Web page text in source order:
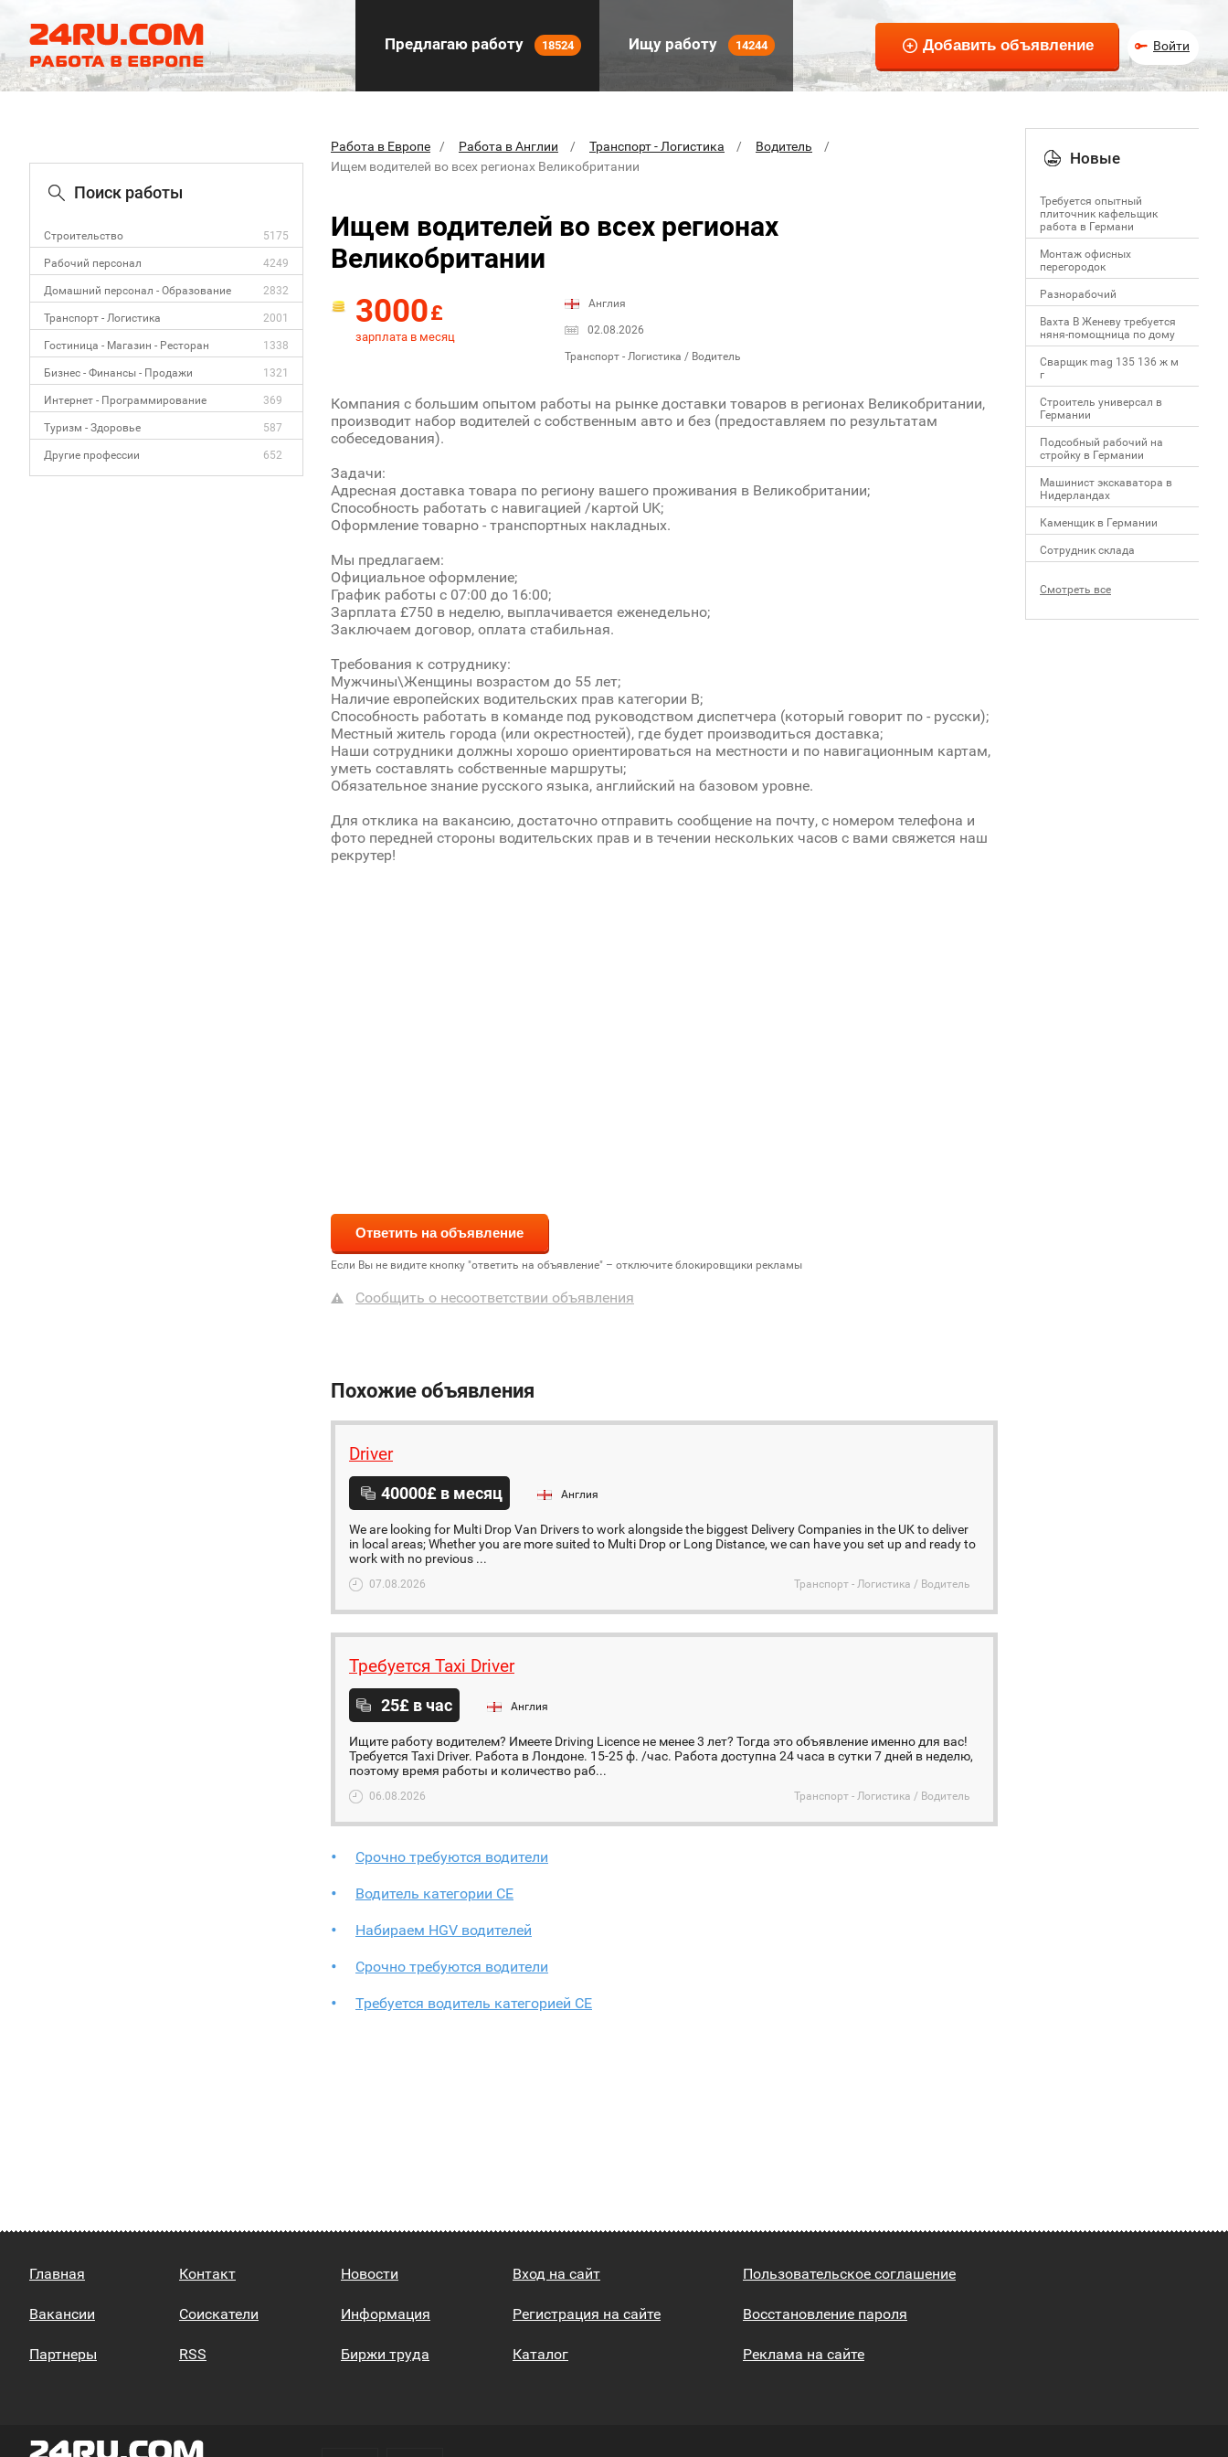
Предлагаю работу 18524 Ищу работу 14244 Войти
Поиск работы
Строительство 5175
Рабочий персонал 4249
Домашний персонал - Образование 2832
Транспорт - Логистика 2001
Гостиница - Магазин - Ресторан 1338
Бизнес - Финансы - Продажи 1321
Интернет - Программирование 369
Туризм - Здоровье 587
Другие профессии 652
Работа в Европе Работа в Англии Транспорт - Логистика
Водитель
Ищем водителей во всех регионах Великобритании
Ищем водителей во всех регионах
Великобритании
3000£
зарплата в месяц
Англия
02.08.2026
Транспорт - Логистика / Водитель
Компания с большим опытом работы на рынке доставки товаров в регионах Великобритании,
производит набор водителей с собственным авто и без (предоставляем по результатам
собеседования).
Задачи:
Адресная доставка товара по региону вашего проживания в Великобритании;
Способность работать с навигацией /картой UK;
Оформление товарно - транспортных накладных.
Мы предлагаем:
Официальное оформление;
График работы с 07:00 до 16:00;
Зарплата £750 в неделю, выплачивается еженедельно;
Заключаем договор, оплата стабильная.
Требования к сотруднику:
Мужчины\Женщины возрастом до 55 лет;
Наличие европейских водительских прав категории В;
Способность работать в команде под руководством диспетчера (который говорит по - русски);
Местный житель города (или окрестностей), где будет производиться доставка;
Наши сотрудники должны хорошо ориентироваться на местности и по навигационным картам,
уметь составлять собственные маршруты;
Обязательное знание русского языка, английский на базовом уровне.
Для отклика на вакансию, достаточно отправить сообщение на почту, c номером телефона и
фото передней стороны водительских прав и в течении нескольких часов с вами свяжется наш
рекрутер!
Если Вы не видите кнопку "ответить на объявление" – отключите блокировщики рекламы
Сообщить о несоответствии объявления
Похожие объявления
Driver
40000£ в месяц Англия
We are looking for Multi Drop Van Drivers to work alongside the biggest Delivery Companies in the UK to deliver
in local areas; Whether you are more suited to Multi Drop or Long Distance, we can have you set up and ready to
work with no previous ...
07.08.2026 Транспорт - Логистика / Водитель
Требуется Taxi Driver
25£ в час Англия
Ищите работу водителем? Имеете Driving Licence не менее 3 лет? Тогда это объявление именно для вас!
Требуется Taxi Driver. Работа в Лондоне. 15-25 ф. /час. Работа доступна 24 часа в сутки 7 дней в неделю,
поэтому время работы и количество раб...
06.08.2026 Транспорт - Логистика / Водитель
Срочно требуются водители
Водитель категории СЕ
Набираем HGV водителей
Срочно требуются водители
Требуется водитель категорией CE
Новые
Требуется опытный
плиточник кафельщик
работa в Германи
Mонтаж офисных
перегородок
Разнорабочий
Вахта В Женеву требуется
няня-помощница по дому
Сварщик mag 135 136 ж м
г
Строитель универсал в
Германии
Подсобный рабочий на
стройку в Германии
Машинист экскаватора в
Нидерландах
Каменщик в Германии
Сотрудник склада
Смотреть все
Главная
Вакансии
Партнеры
Контакт
Соискатели
RSS
Новости
Информация
Биржи труда
Вход на сайт
Регистрация на сайте
Каталог
Пользовательское соглашение
Восстановление пароля
Реклама на сайте